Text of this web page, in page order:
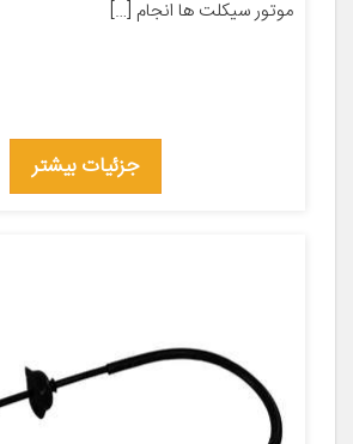
موتور سیکلت ها انجام […]
جزئیات بیشتر